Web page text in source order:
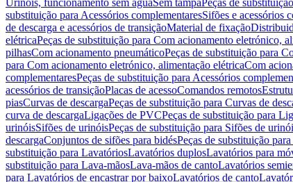
Urinóis, funcionamento sem águaSem tampaPeças de
substituição para Acessórios complementaresSifões e acessórios
de descarga e acessórios de transiçãoMaterial de fixação
elétricaPeças de substituição para Com acionamento eletrónico,
pilhasCom acionamento pneumáticoPeças de substituição para
para Com acionamento eletrónico, alimentação elétricaCom
complementaresPeças de substituição para Acessórios
acessórios de transiçãoPlacas de acessoComandos remotos
piasCurvas de descargaPeças de substituição para Curvas de
curva de descargaLigações de PVCPeças de substituição para
urinóisSifões de urinóisPeças de substituição para Sifões de
descargaConjuntos de sifões para bidésPeças de substituição
substituição para LavatóriosLavatórios duplosLavatórios para
substituição para Lava-mãosLava-mãos de cantoLavatórios
para Lavatórios de encastrar por baixoLavatórios de canto